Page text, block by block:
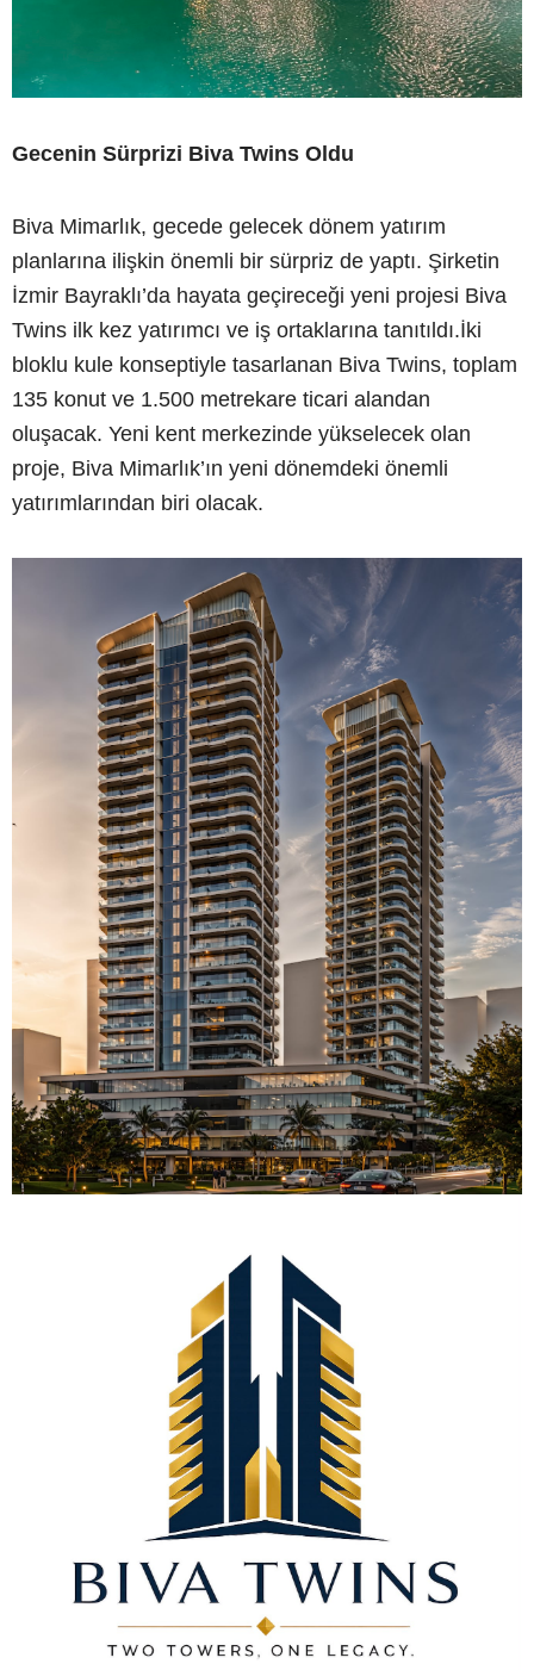
Gecenin Sürprizi Biva Twins Oldu
Biva Mimarlık, gecede gelecek dönem yatırım
planlarına ilişkin önemli bir sürpriz de yaptı. Şirketin
İzmir Bayraklı’da hayata geçireceği yeni projesi Biva
Twins ilk kez yatırımcı ve iş ortaklarına tanıtıldı.İki
bloklu kule konseptiyle tasarlanan Biva Twins, toplam
135 konut ve 1.500 metrekare ticari alandan
oluşacak. Yeni kent merkezinde yükselecek olan
proje, Biva Mimarlık’ın yeni dönemdeki önemli
yatırımlarından biri olacak.